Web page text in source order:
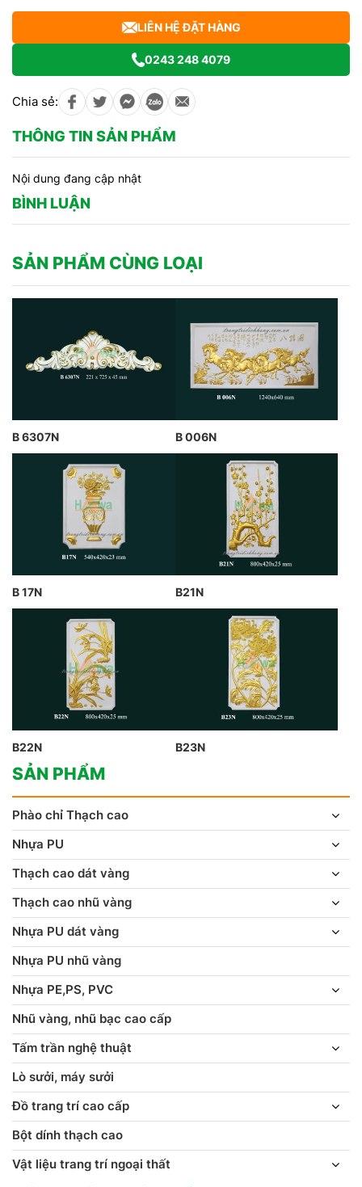
LIÊN HỆ ĐẶT HÀNG
0243 248 4079
Chia sẻ:
THÔNG TIN SẢN PHẨM
Nội dung đang cập nhật
BÌNH LUẬN
SẢN PHẨM CÙNG LOẠI
B 6307N B 006N
B 17N B21N
B22N B23N
SẢN PHẨM
Phào chỉ Thạch cao
Nhựa PU
Thạch cao dát vàng
Thạch cao nhũ vàng
Nhựa PU dát vàng
Nhựa PU nhũ vàng
Nhựa PE,PS, PVC
Nhũ vàng, nhũ bạc cao cấp
Tấm trần nghệ thuật
Lò sưởi, máy sưởi
Đồ trang trí cao cấp
Bột dính thạch cao
Vật liệu trang trí ngoại thất